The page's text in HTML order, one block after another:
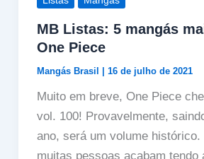
MB Listas: 5 mangás
One Piece
Mangás Brasil 16 de julho de 2021
Muito em breve, One Piece
vol. 100! Provavelmente,
ano, será um volume
muitas pessoas acabam tendo